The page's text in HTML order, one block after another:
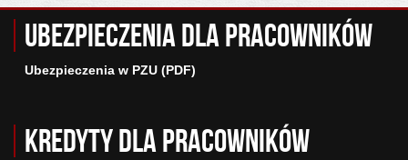
Ubezpieczenia dla pracowników
Ubezpieczenia w PZU (PDF)
Kredyty dla pracowników